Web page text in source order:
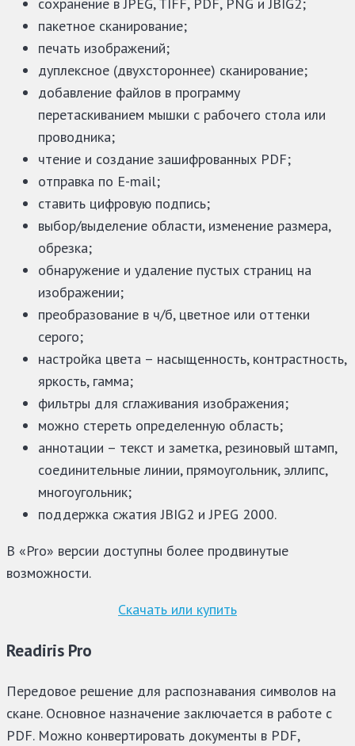
сохранение в JPEG, TIFF, PDF, PNG и JBIG2;
пакетное сканирование;
печать изображений;
дуплексное (двухстороннее) сканирование;
добавление файлов в программу
перетаскиванием мышки с рабочего стола или
проводника;
чтение и создание зашифрованных PDF;
отправка по E-mail;
ставить цифровую подпись;
выбор/выделение области, изменение размера,
обрезка;
обнаружение и удаление пустых страниц на
изображении;
преобразование в ч/б, цветное или оттенки
серого;
настройка цвета – насыщенность, контрастность,
яркость, гамма;
фильтры для сглаживания изображения;
можно стереть определенную область;
аннотации – текст и заметка, резиновый штамп,
соединительные линии, прямоугольник, эллипс,
многоугольник;
поддержка сжатия JBIG2 и JPEG 2000.
В «Pro» версии доступны более продвинутые
возможности.
Скачать или купить
Readiris Pro
Передовое решение для распознавания символов на
скане. Основное назначение заключается в работе с
PDF. Можно конвертировать документы в PDF,